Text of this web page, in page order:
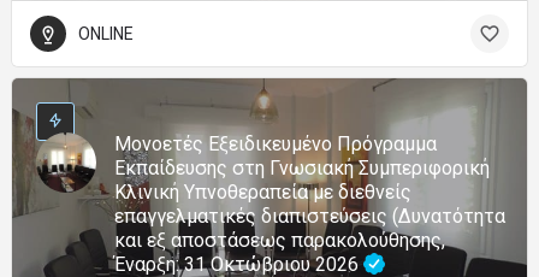
ONLINE
Μονοετές Εξειδικευμένο Πρόγραμμα
Εκπαίδευσης στη Γνωσιακή Συμπεριφορική
Κλινική Υπνοθεραπεία με διεθνείς
επαγγελματικές διαπιστεύσεις (Δυνατότητα
και εξ αποστάσεως παρακολούθησης,
Έναρξη: 31 Οκτώβριου 2026